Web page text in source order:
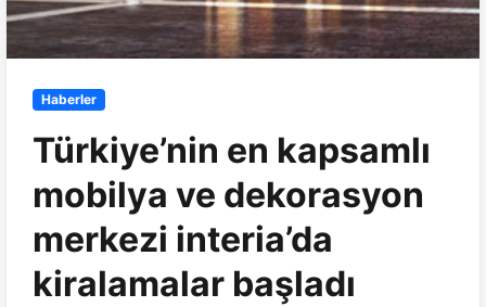
Haberler
Türkiye’nin en kapsamlı
mobilya ve dekorasyon
merkezi interia’da
kiralamalar başladı